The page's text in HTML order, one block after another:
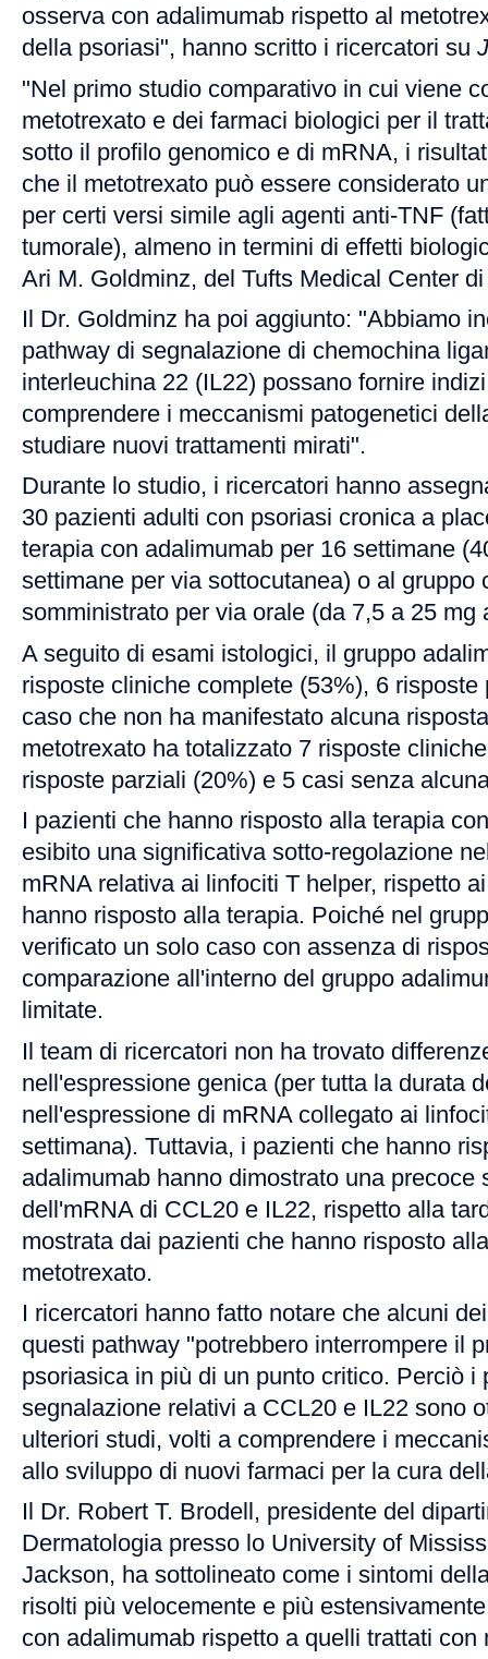
osserva con adalimumab rispetto al
della psoriasi", hanno scritto i ricercatori su
"Nel primo studio comparativo in cui viene
metotrexato e dei farmaci biologici per il
sotto il profilo genomico e di mRNA, i
che il metotrexato può essere considerato
per certi versi simile agli agenti anti-TNF
tumorale), almeno in termini di effetti
Ari M. Goldminz, del Tufts Medical Center
Il Dr. Goldminz ha poi aggiunto: "Abbiamo
pathway di segnalazione di chemochina
interleuchina 22 (IL22) possano fornire
comprendere i meccanismi patogenetici
studiare nuovi trattamenti mirati".
Durante lo studio, i ricercatori hanno
30 pazienti adulti con psoriasi cronica a
terapia con adalimumab per 16 settimane
settimane per via sottocutanea) o al gruppo
somministrato per via orale (da 7,5 a 25 mg
A seguito di esami istologici, il gruppo
risposte cliniche complete (53%), 6 risposte
caso che non ha manifestato alcuna
metotrexato ha totalizzato 7 risposte
risposte parziali (20%) e 5 casi senza
I pazienti che hanno risposto alla terapia
esibito una significativa sotto-regolazione
mRNA relativa ai linfociti T helper, rispetto
hanno risposto alla terapia. Poiché nel
verificato un solo caso con assenza di
comparazione all'interno del gruppo
limitate.
Il team di ricercatori non ha trovato
nell'espressione genica (per tutta la durata
nell'espressione di mRNA collegato ai
settimana). Tuttavia, i pazienti che hanno
adalimumab hanno dimostrato una precoce
dell'mRNA di CCL20 e IL22, rispetto alla
mostrata dai pazienti che hanno risposto
metotrexato.
I ricercatori hanno fatto notare che alcuni
questi pathway "potrebbero interrompere il
psoriasica in più di un punto critico. Perciò i
segnalazione relativi a CCL20 e IL22 sono
ulteriori studi, volti a comprendere i
allo sviluppo di nuovi farmaci per la cura
Il Dr. Robert T. Brodell, presidente del
Dermatologia presso lo University of
Jackson, ha sottolineato come i sintomi
risolti più velocemente e più
con adalimumab rispetto a quelli trattati con